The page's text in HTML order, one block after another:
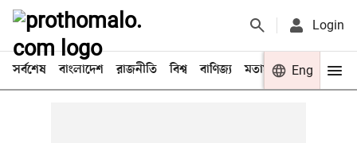
Login
সর্বশেষ বাংলাদেশ রাজনীতি বিশ্ব বাণিজ্য মতামত খেলা
Eng